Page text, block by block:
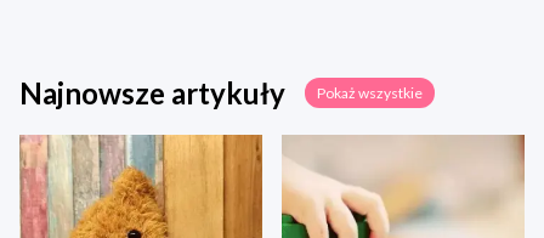
Najnowsze artykuły Pokaż wszystkie